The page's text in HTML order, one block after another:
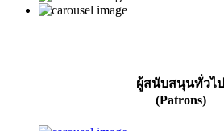
ผู้สนับสนุนทั่วไป
(Patrons)